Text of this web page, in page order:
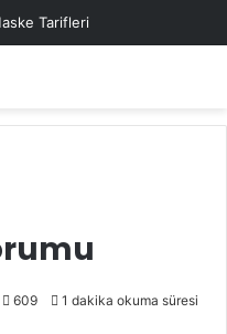
Tarifleri
609 1 dakika okuma süresi